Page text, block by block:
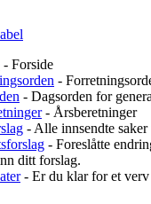
- Forside
-
- Dagsorden for
- Årsberetninger
- Alle innsendte
- Foreslåtte
ditt forslag.
- Er du klar for et